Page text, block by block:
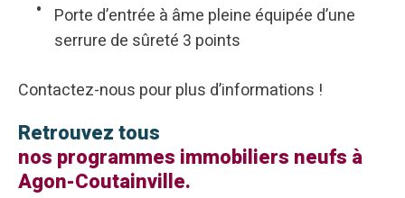
Porte d’entrée à âme pleine équipée d’une
serrure de sûreté 3 points
Contactez-nous pour plus d’informations !
Retrouvez tous
nos programmes immobiliers neufs à
Agon-Coutainville.